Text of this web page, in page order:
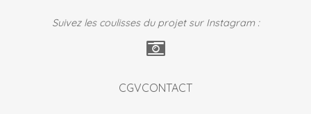
Suivez les coulisses du projet sur Instagram :
CGVCONTACT